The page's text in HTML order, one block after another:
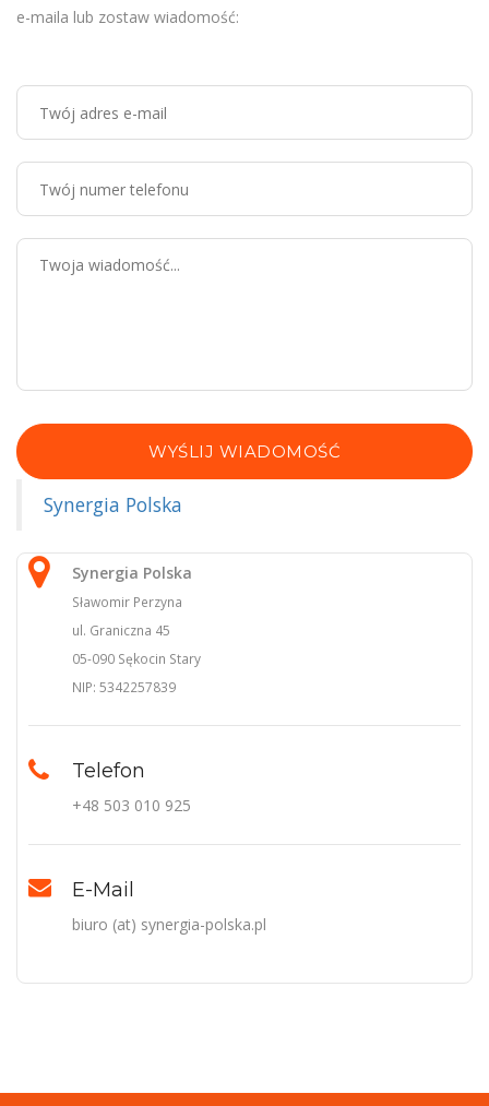
e-maila lub zostaw wiadomość:
WYŚLIJ WIADOMOŚĆ
Synergia Polska
Synergia Polska
Sławomir Perzyna
ul. Graniczna 45
05-090 Sękocin Stary
NIP: 5342257839
Telefon
+48 503 010 925
E-Mail
biuro (at) synergia-polska.pl